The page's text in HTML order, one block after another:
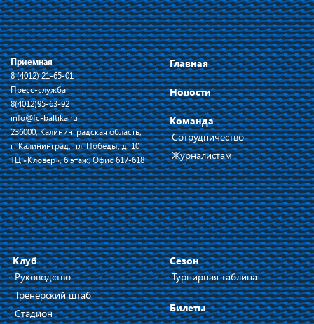
Приемная
8 (4012) 21-65-01
Пресс-служба
8(4012)95-63-92
info@fc-baltika.ru
236000, Калининградская область,
г. Калининград, пл. Победы, д. 10
ТЦ «Кловер», 6 этаж, Офис 617-618
Главная
Новости
Команда
Сотрудничество
Журналистам
Клуб
Руководство
Тренерский штаб
Стадион
Сезон
Турнирная таблица
Билеты